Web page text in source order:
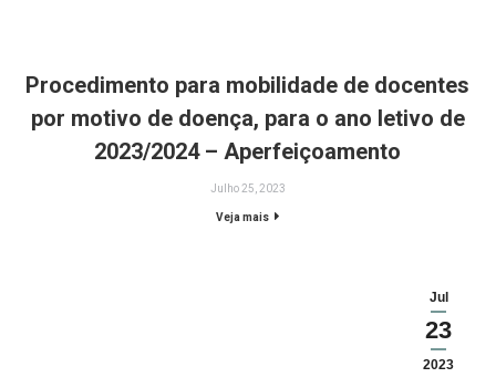
Procedimento para mobilidade de docentes
por motivo de doença, para o ano letivo de
2023/2024 – Aperfeiçoamento
Julho 25, 2023
Veja mais
Jul
23
2023